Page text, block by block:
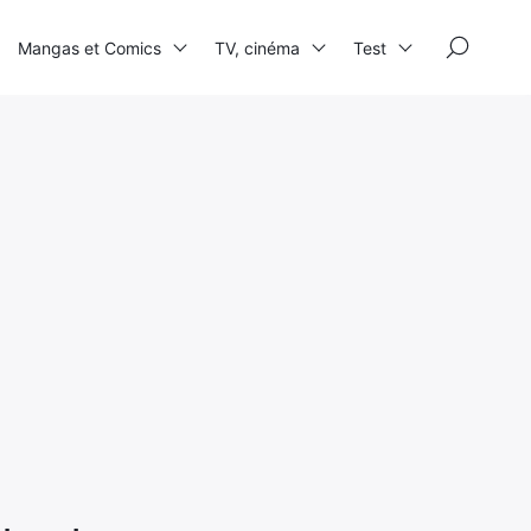
Mangas et Comics TV, cinéma Test